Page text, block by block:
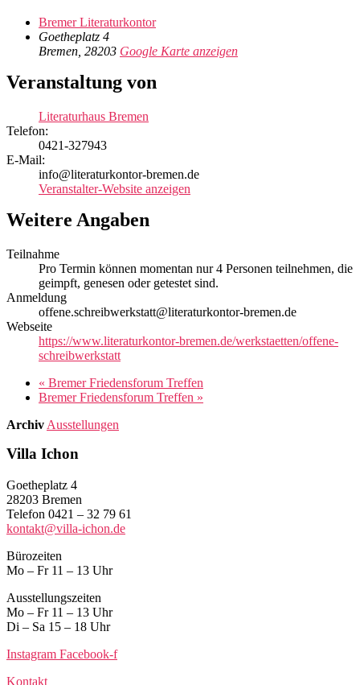
Bremer Literaturkontor
Goetheplatz 4
Bremen 28203 Google Karte anzeigen
Veranstaltung von
Literaturhaus Bremen
Telefon:
0421-327943
E-Mail:
info@literaturkontor-bremen.de
Veranstalter-Website anzeigen
Weitere Angaben
Teilnahme
Pro Termin können momentan nur 4 Personen teilnehmen, die
geimpft, genesen oder getestet sind.
Anmeldung
offene.schreibwerkstatt@literaturkontor-bremen.de
Webseite
https://www.literaturkontor-bremen.de/werkstaetten/offene-
schreibwerkstatt
« Bremer Friedensforum Treffen
Bremer Friedensforum Treffen »
Archiv Ausstellungen
Villa Ichon
Goetheplatz 4
28203 Bremen
Telefon 0421 – 32 79 61
kontakt@villa-ichon.de
Bürozeiten
Mo – Fr 11 – 13 Uhr
Ausstellungszeiten
Mo – Fr 11 – 13 Uhr
Di – Sa 15 – 18 Uhr
Instagram Facebook-f
Kontakt